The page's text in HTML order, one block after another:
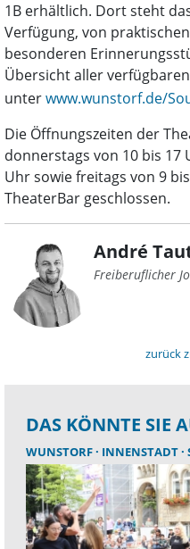
1B erhältlich. Dort steht
Verfügung, von
besonderen
Übersicht aller
unterwww.wunstorf.de/
Die Öffnungszeiten der
donnerstags von 10 bis 17
Uhr sowie freitags von 9
TheaterBar geschlossen.
André
Freiberuflicher
zurück
DAS KÖNNTE SIE
WUNSTORF INNENSTADT